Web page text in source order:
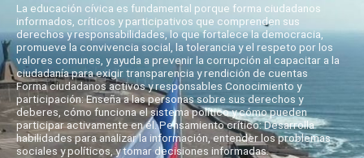
La educación cívica es fundamental porque forma ciudadanos
informados, críticos y participativos que comprenden sus
derechos y responsabilidades, lo que fortalece la democracia,
promueve la convivencia social, la tolerancia y el respeto por los
valores comunes, y ayuda a prevenir la corrupción al capacitar a la
ciudadanía para exigir transparencia y rendición de cuentas
Forma ciudadanos activos y responsables Conocimiento y
participación: Enseña a las personas sobre sus derechos y
deberes, cómo funciona el sistema político y cómo pueden
participar activamente en él. Pensamiento crítico: Desarrolla
habilidades para analizar la información, entender los problemas
sociales y políticos, y tomar decisiones informadas.